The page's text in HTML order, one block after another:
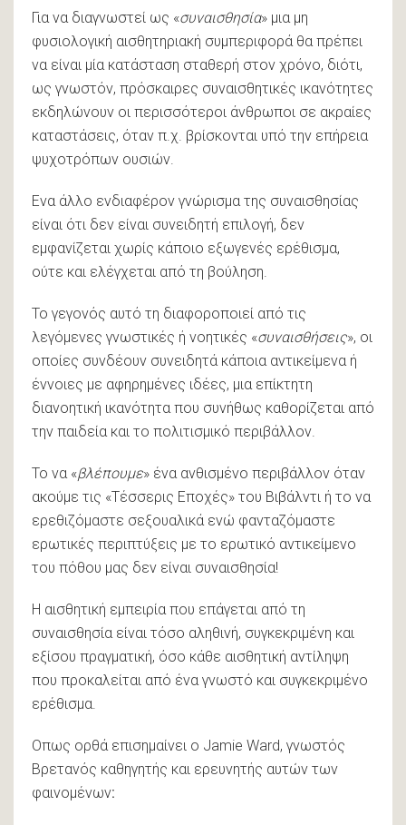
Για να διαγνωστεί ως «συναισθησία» μια μη
φυσιολογική αισθητηριακή συμπεριφορά θα πρέπει
να είναι μία κατάσταση σταθερή στον χρόνο, διότι,
ως γνωστόν, πρόσκαιρες συναισθητικές ικανότητες
εκδηλώνουν οι περισσότεροι άνθρωποι σε ακραίες
καταστάσεις, όταν π.χ. βρίσκονται υπό την επήρεια
ψυχοτρόπων ουσιών.
Ενα άλλο ενδιαφέρον γνώρισμα της συναισθησίας
είναι ότι δεν είναι συνειδητή επιλογή, δεν
εμφανίζεται χωρίς κάποιο εξωγενές ερέθισμα,
ούτε και ελέγχεται από τη βούληση.
Το γεγονός αυτό τη διαφοροποιεί από τις
λεγόμενες γνωστικές ή νοητικές «συναισθήσεις», οι
οποίες συνδέουν συνειδητά κάποια αντικείμενα ή
έννοιες με αφηρημένες ιδέες, μια επίκτητη
διανοητική ικανότητα που συνήθως καθορίζεται από
την παιδεία και το πολιτισμικό περιβάλλον.
Το να «βλέπουμε» ένα ανθισμένο περιβάλλον όταν
ακούμε τις «Τέσσερις Εποχές» του Βιβάλντι ή το να
ερεθιζόμαστε σεξουαλικά ενώ φανταζόμαστε
ερωτικές περιπτύξεις με το ερωτικό αντικείμενο
του πόθου μας δεν είναι συναισθησία!
Η αισθητική εμπειρία που επάγεται από τη
συναισθησία είναι τόσο αληθινή, συγκεκριμένη και
εξίσου πραγματική, όσο κάθε αισθητική αντίληψη
που προκαλείται από ένα γνωστό και συγκεκριμένο
ερέθισμα.
Οπως ορθά επισημαίνει ο Jamie Ward, γνωστός
Βρετανός καθηγητής και ερευνητής αυτών των
φαινομένων: